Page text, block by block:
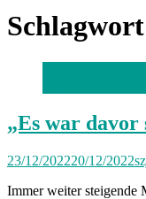
„Es war davor
23/12/202220/12/2022
Immer weiter steigende